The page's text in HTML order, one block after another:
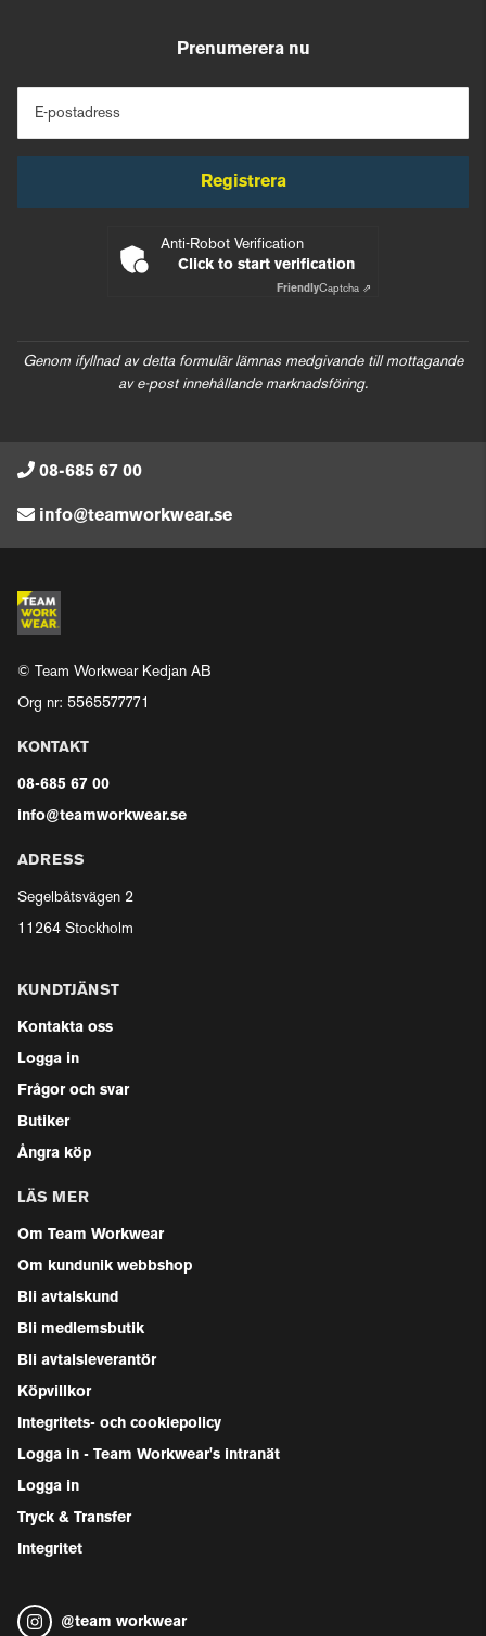
Prenumerera nu
E-postadress
Registrera
Anti-Robot Verification
Click to start verification
FriendlyCaptcha ⇗
Genom ifyllnad av detta formulär lämnas medgivande till mottagande
av e-post innehållande marknadsföring.
08-685 67 00
info@teamworkwear.se
© Team Workwear Kedjan AB
Org nr: 5565577771
KONTAKT
08-685 67 00
info@teamworkwear.se
ADRESS
Segelbåtsvägen 2
11264 Stockholm
KUNDTJÄNST
Kontakta oss
Logga in
Frågor och svar
Butiker
Ångra köp
LÄS MER
Om Team Workwear
Om kundunik webbshop
Bli avtalskund
Bli medlemsbutik
Bli avtalsleverantör
Köpvillkor
Integritets- och cookiepolicy
Logga in - Team Workwear's intranät
Logga in
Tryck & Transfer
Integritet
@team workwear